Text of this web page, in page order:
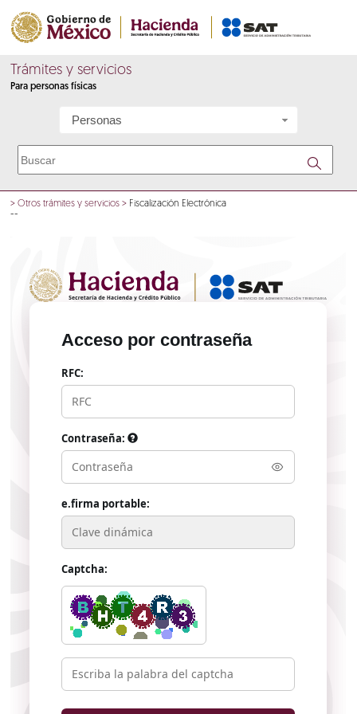
Trámites y servicios
Para personas físicas
Personas
> Otros trámites y servicios > Fiscalización Electrónica
--